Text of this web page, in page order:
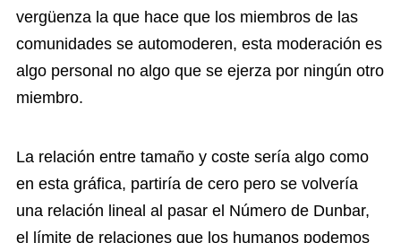
vergüenza la que hace que los miembros de las
comunidades se automoderen, esta moderación es
algo personal no algo que se ejerza por ningún otro
miembro.
La relación entre tamaño y coste sería algo como
en esta gráfica, partiría de cero pero se volvería
una relación lineal al pasar el Número de Dunbar,
el límite de relaciones que los humanos podemos